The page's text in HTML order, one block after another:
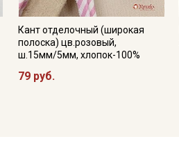
Кант отделочный (широкая
полоска) цв.розовый,
ш.15мм/5мм, хлопок-100%
79 руб.